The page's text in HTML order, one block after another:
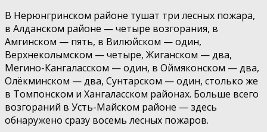
В Нерюнгринском районе тушат три лесных пожара,
в Алданском районе — четыре возгорания, в
Амгинском — пять, в Вилюйском — один,
Верхнеколымском — четыре, Жиганском — два,
Мегино-Кангаласском — один, в Оймяконском — два,
Олёкминском — два, Сунтарском — один, столько же
в Томпонском и Хангаласском районах. Больше всего
возгораний в Усть-Майском районе — здесь
обнаружено сразу восемь лесных пожаров.